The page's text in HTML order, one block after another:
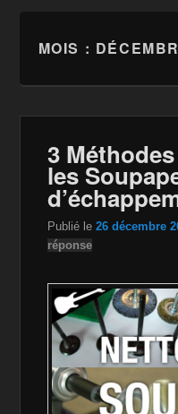
MOIS :
3
les
Publié le26 décembre
réponse